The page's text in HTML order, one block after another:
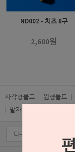
ND002 - 치즈 8구
2,600원
사각형몰드 원형몰드
발자국몰드